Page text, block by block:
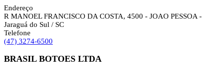
Endereço
R MANOEL FRANCISCO DA COSTA, 4500 - JOAO PESSOA -
Jaraguá do Sul / SC
Telefone
(47) 3274-6500
BRASIL BOTOES LTDA